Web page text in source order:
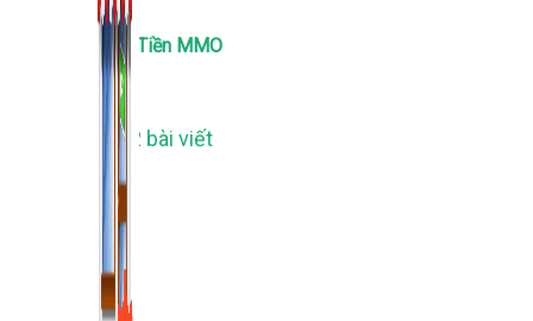
Kiếm Tiền MMO
1,422 bài viết